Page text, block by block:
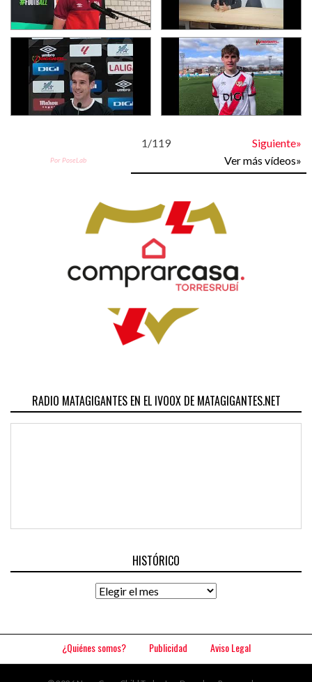
1/119 Siguiente»
Por PoseLab Ver más vídeos»
RADIO MATAGIGANTES EN EL IVOOX DE MATAGIGANTES.NET
HISTÓRICO
Histórico
¿Quiénes somos? Publicidad Aviso Legal